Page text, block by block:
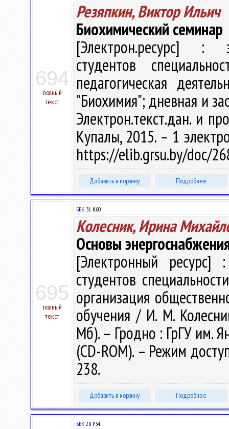
694
полный
текст
Резяпкин, Виктор Ильич
Биохимический семинар
[Электрон.ресурс] :
студентов
педагогическая
"Биохимия"; дневная и
Электрон.текст.дан. и
Купалы, 2015. – 1
https://elib.grsu.by/doc/
Добавить в корзину Подробнее
695
полный
текст
ББК 31.К60
Колесник, Ирина
Основы
[Электронный ресурс]
студентов
организация
обучения / И. М.
Мб). – Гродно : ГрГУ им.
(CD-ROM). – Режим
238.
Добавить в корзину Подробнее
ББК 28.Р34